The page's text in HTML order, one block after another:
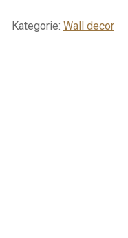
Kategorie: Wall decor